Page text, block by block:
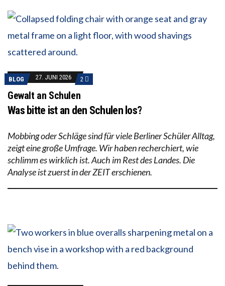
BLOG 27. JUNI 2026 2
Gewalt an Schulen
Was bitte ist an den Schulen los?
Mobbing oder Schläge sind für viele Berliner Schüler Alltag,
zeigt eine große Umfrage. Wir haben recherchiert, wie
schlimm es wirklich ist. Auch im Rest des Landes. Die
Analyse ist zuerst in der ZEIT erschienen.